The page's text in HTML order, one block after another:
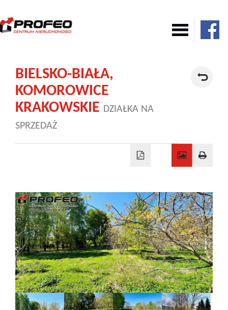
Nowe
Inwestycje
PROMOCJE
BIELSKO-BIAŁA,
KOMOROWICE
KRAKOWSKIE DZIAŁKA NA
SPRZEDAŻ